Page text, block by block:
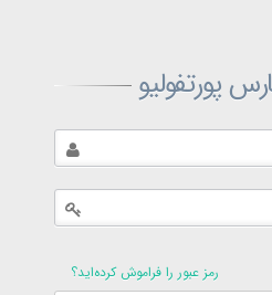
پورتفولیو
رمز عبور را فراموش کرده‌اید؟
پورتفولیو
پارس پورتفولیو
هستید؟